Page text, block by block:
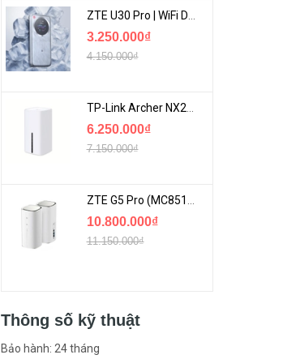
ZTE U30 Pro | WiFi Di Động 5G Tốc Độ Lên Đến 500Mbps, Màn Hình Cảm Ứng
3.250.000₫
4.150.000₫
TP-Link Archer NX200 | Bộ Phát WiFi Dùng Sim 5G Tốc Độ Cao Mới FullBox
6.250.000₫
7.150.000₫
ZTE G5 Pro (MC8512) | Router 5G WiFi7 Be7200 Hỗ Trợ Băng Tần 6Ghz Cực Mạnh
10.800.000₫
11.150.000₫
Thông số kỹ thuật
Bảo hành: 24 tháng